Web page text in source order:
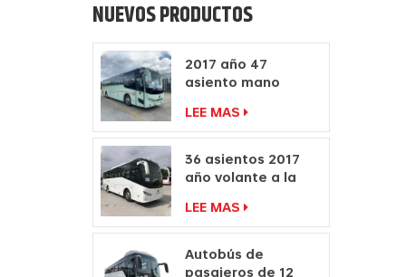
NUEVOS PRODUCTOS
2017 año 47
asiento mano
fabricantes diesel
motor autobús
LEE MAS
36 asientos 2017
año volante a la
fabricantes de
autocares de
pasajeros
LEE MAS
Autobús de
pasajeros de 12